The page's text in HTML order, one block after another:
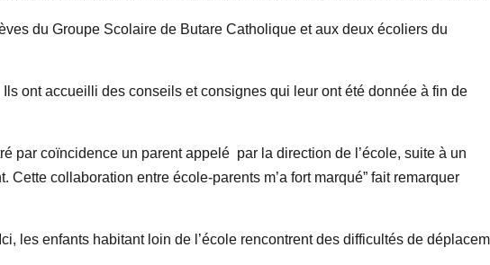
du Groupe Scolaire de Butare Catholique et aux deux écoliers du
ont accueilli des conseils et consignes qui leur ont été donnée à fin de
par coïncidence un parent appelé par la direction de l’école, suite à un
Cette collaboration entre école-parents m’a fort marqué” fait remarquer
les enfants habitant loin de l’école rencontrent des difficultés de